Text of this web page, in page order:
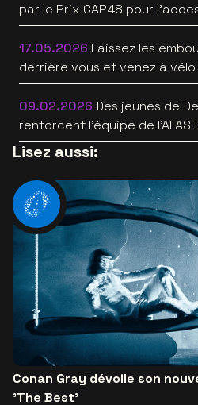
par le Prix CAP48 pour
17.05.2026 Laissez les
derrière vous et venez à
prochain événement
09.02.2026 Des jeunes de
renforcent l’équipe de l’AFAS
Lotto Arena
Lisez aussi:
Conan Gray dévoile son
'The Best'